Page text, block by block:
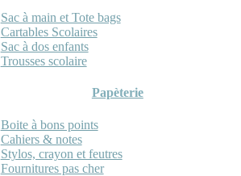
Sac à main et Tote bags
Cartables Scolaires
Sac à dos enfants
Trousses scolaire
Papèterie
Boite à bons points
Cahiers & notes
Stylos, crayon et feutres
Fournitures pas cher